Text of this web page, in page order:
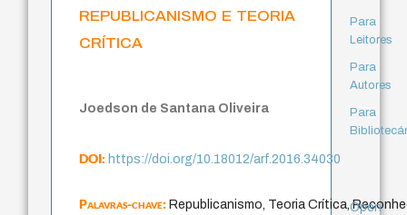
republicanismo e teoria
crítica
Joedson de Santana Oliveira
DOI:https://doi.org/10.18012/arf.2016.34030
Palavras-chave:Republicanismo, Teoria Crítica,
Para
Leitores
Para
Autores
Para
Open